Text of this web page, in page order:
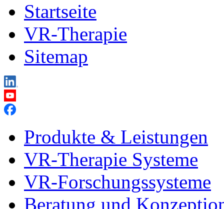
Startseite
VR-Therapie
Sitemap
Produkte & Leistungen
VR-Therapie Systeme
VR-Forschungssysteme
Beratung und